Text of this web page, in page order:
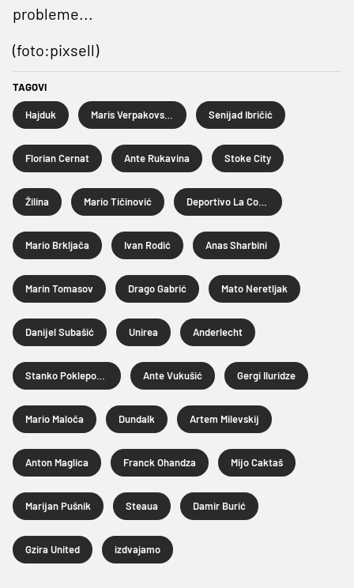
probleme...
(foto:pixsell)
TAGOVI
Hajduk Senijad Ibričić
Florian Cernat Ante Rukavina Stoke City
Žilina Mario Tičinović
Mario Brkljača Ivan Rodić Anas Sharbini
Marin Tomasov Drago Gabrić Mato Neretljak
Danijel Subašić Unirea Anderlecht
Ante Vukušić Gergi Iluridze
Mario Maloča Dundalk Artem Milevskij
Anton Maglica Franck Ohandza Mijo Caktaš
Marijan Pušnik Steaua Damir Burić
Gzira United izdvajamo